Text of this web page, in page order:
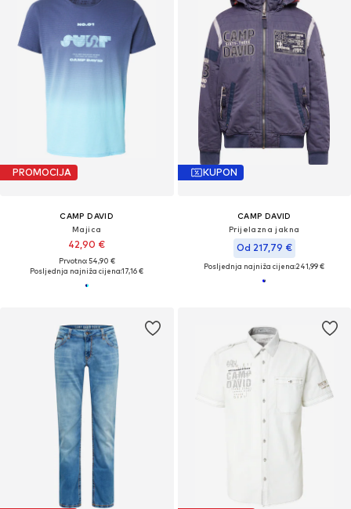
PROMOCIJA
CAMP DAVID
Majica
42,90 €
Prvotno: 54,90 €
Posljednja najniža cijena:17,16 €
KUPON
CAMP DAVID
Prijelazna jakna
Od 217,79 €
Posljednja najniža cijena:241,99 €